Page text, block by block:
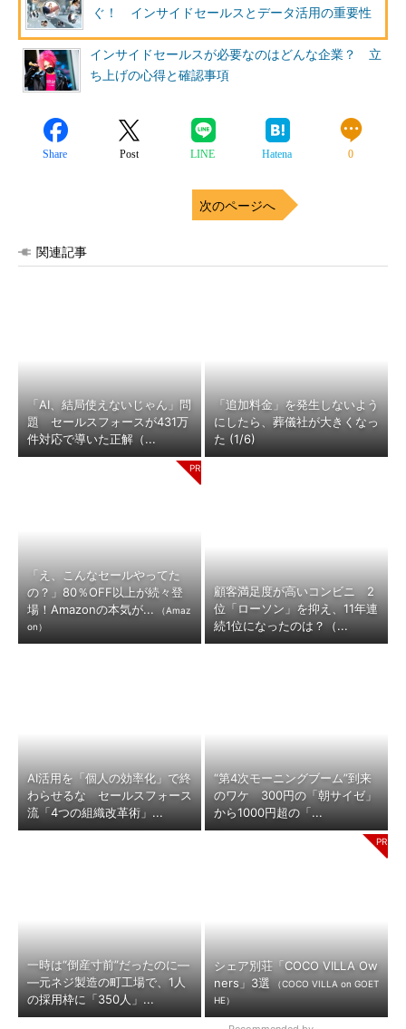
ぐ！ インサイドセールスとデータ活用の重要性
インサイドセールスが必要なのはどんな企業？ 立
ち上げの心得と確認事項
Share Post LINE Hatena 0
次のページへ
関連記事
「AI、結局使えないじゃん」問
題 セールスフォースが431万
件対応で導いた正解（...
「追加料金」を発生しないよう
にしたら、葬儀社が大きくなっ
た (1/6)
「え、こんなセールやってた
の？」80％OFF以上が続々登
場！Amazonの本気が...
（Amaz
on）
顧客満足度が高いコンビニ 2
位「ローソン」を抑え、11年連
続1位になったのは？（...
AI活用を「個人の効率化」で終
わらせるな セールスフォース
流「4つの組織改革術」...
“第4次モーニングブーム”到来
のワケ 300円の「朝サイゼ」
から1000円超の「...
一時は“倒産寸前”だったのに―
―元ネジ製造の町工場で、1人
の採用枠に「350人」...
シェア別荘「COCO VILLA Ow
ners」3選
（COCO VILLA on GOET
HE）